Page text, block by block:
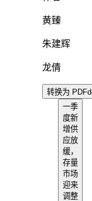
黄臻
朱建辉
龙倩
转换为 PDF
一季
度新
增供
应放
缓，
存量
市场
迎来
调整